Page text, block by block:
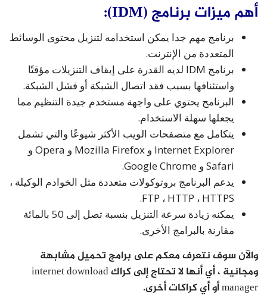
أهم ميزات برنامج (IDM):
برنامج مهم جدا يمكن استخدامه لتنزيل محتوى الوسائط
المتعددة من الإنترنت.
برنامج IDM لديه القدرة على إيقاف التنزيلات مؤقتًا
واستئنافها بسبب فقد اتصال الشبكة أو فشل الشبكة.
البرنامج يحتوي على واجهة مستخدم جيدة التنظيم مما
يجعلها سهلة الاستخدام.
يتكامل مع متصفحات الويب الأكثر شيوعًا والتي تشمل
Internet Explorer و Mozilla Firefox و Opera و
Safari و Google Chrome.
يدعم البرنامج بروتوكولات متعددة مثل الخوادم الوكيلة ،
FTP ، HTTP ، HTTPS.
يمكنه زيادة سرعة التنزيل بنسبة تصل إلى 50 بالمائة
مقارنة بالبرامج الأخرى.
والآن سوف نتعرف معكم على برامج تحميل مشابهة
ومجانية ، أي أنها لا تحتاج إلى كراك internet download
manager أو أي كراكات أخرى.